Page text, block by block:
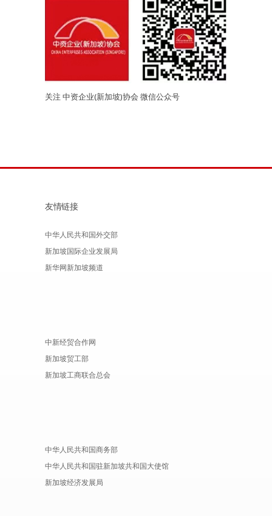
关注 中资企业(新加坡)协会 微信公众号
友情链接
中华人民共和国外交部
新加坡国际企业发展局
新华网新加坡频道
中新经贸合作网
新加坡贸工部
新加坡工商联合总会
中华人民共和国商务部
中华人民共和国驻新加坡共和国大使馆
新加坡经济发展局